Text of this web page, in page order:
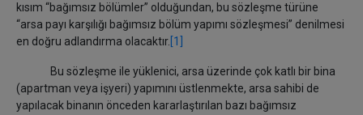
kısım “bağımsız bölümler” olduğundan, bu sözleşme türüne
“arsa payı karşılığı bağımsız bölüm yapımı sözleşmesi” denilmesi
en doğru adlandırma olacaktır. [1]
Bu sözleşme ile yüklenici, arsa üzerinde çok katlı bir bina
(apartman veya işyeri) yapımını üstlenmekte, arsa sahibi de
yapılacak binanın önceden kararlaştırılan bazı bağımsız